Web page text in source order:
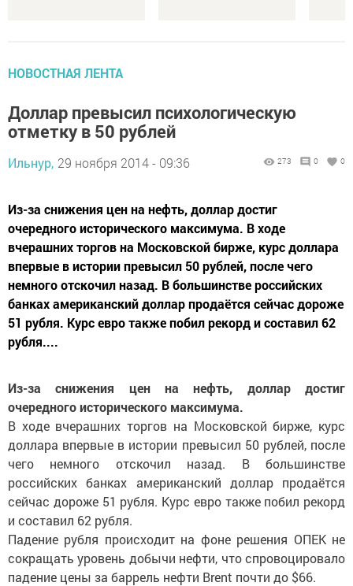
НОВОСТНАЯ ЛЕНТА
Доллар превысил психологическую
отметку в 50 рублей
Ильнур, 29 ноября 2014 - 09:36 273 0 0
Из-за снижения цен на нефть, доллар достиг
очередного исторического максимума. В ходе
вчерашних торгов на Московской бирже, курс доллара
впервые в истории превысил 50 рублей, после чего
немного отскочил назад. В большинстве российских
банках американский доллар продаётся сейчас дороже
51 рубля. Курс евро также побил рекорд и составил 62
рубля....
Из-за снижения цен на нефть, доллар достиг
очередного исторического максимума.
В ходе вчерашних торгов на Московской бирже, курс
доллара впервые в истории превысил 50 рублей, после
чего немного отскочил назад. В большинстве
российских банках американский доллар продаётся
сейчас дороже 51 рубля. Курс евро также побил рекорд
и составил 62 рубля.
Падение рубля происходит на фоне решения ОПЕК не
сокращать уровень добычи нефти, что спровоцировало
падение цены за баррель нефти Brent почти до $66.